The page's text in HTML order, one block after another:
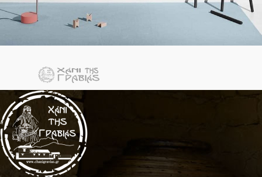
Kitchen
Suspendisse quam at vestibulum